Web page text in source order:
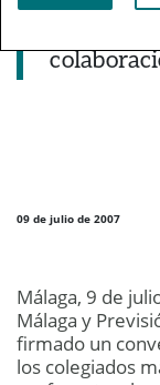
El Colegio
09 de julio de 2007
Málaga, 9 de
Málaga y
firmado un
los colegiados